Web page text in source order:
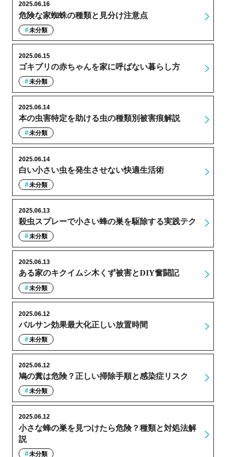
危険な家蜘蛛の種類と見分け注意点
2025.06.16
未分類
ゴキブリの赤ちゃんを家に呼ばない暮らし方
2025.06.15
未分類
本の虫害特定を助ける虫の種類別被害痕解説
2025.06.14
未分類
白い小さい虫を発生させない快適生活術
2025.06.14
未分類
殺虫スプレーで小さい蜂の巣を駆除する実践テク
2025.06.13
未分類
ある家のキクイムシ木くず被害とDIY奮闘記
2025.06.13
未分類
バルサン効果最大化正しい放置時間
2025.06.12
未分類
鳩の糞は危険？正しい掃除手順と感染症リスク
2025.06.12
未分類
小さな蜂の巣を見つけたら危険？種類と対処法解
説
2025.06.12
未分類